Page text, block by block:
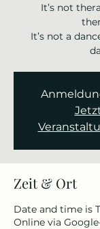
It’s not
It’s not a
Zeit & Ort
Date and time is
Online via